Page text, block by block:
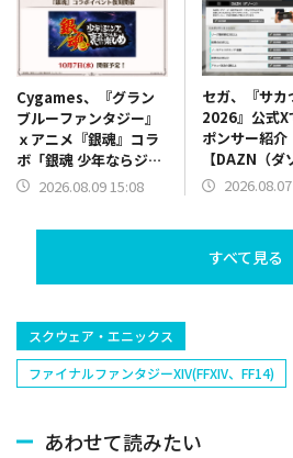
Cygames、『グラン
ブルーファンタジー』
ｘアニメ『銀魂』コラ
ボ「銀魂 少年ならジャ
ンプの裏表紙までちゃ
2026.08.09 15:08
セガ、『サカ
2026』公式X
ポンサー紹介
【DAZN（ダ
ン）】篇をポ
すべて見る
スクウェア・エニックス
ファイナルファンタジーXIV(FFXIV、FF14)
あわせて読みたい